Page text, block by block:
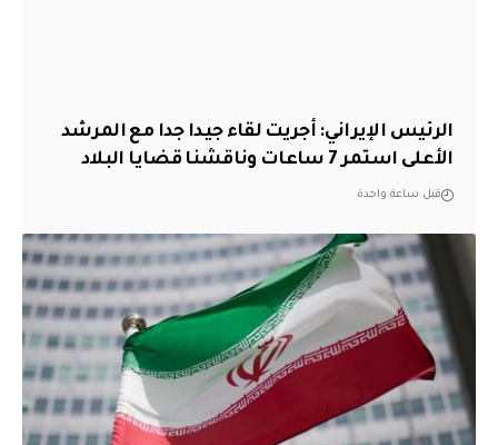
الرئيس الإيراني: أجريت لقاء جيدا جدا مع المرشد
الأعلى استمر 7 ساعات وناقشنا قضايا البلاد
قبل ساعة واحدة